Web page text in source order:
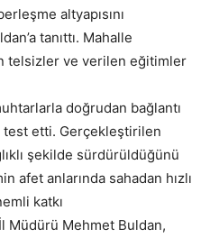
altyapısını
tanıttı. Mahalle
telsizler ve verilen eğitimler
doğrudan bağlantı
test etti. Gerçekleştirilen
şekilde sürdürüldüğünü
afet anlarında sahadan hızlı
katkı
Müdürü Mehmet Buldan,